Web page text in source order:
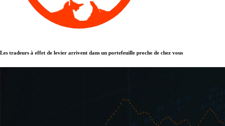
Les tradeurs à effet de levier arrivent dans un portefeuille proche de chez vous